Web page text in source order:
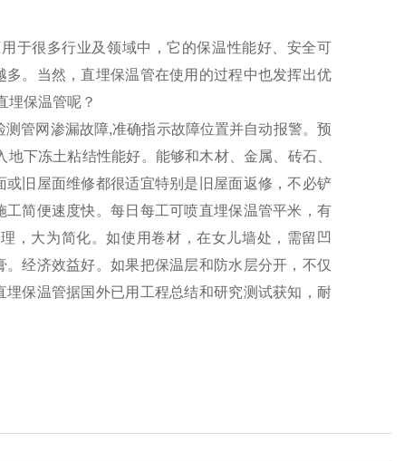
于很多行业及领域中，它的保温性能好、安全可
。当然，直埋保温管在使用的过程中也发挥出优
埋保温管呢？
管网渗漏故障,准确指示故障位置并自动报警。预
下冻土粘结性能好。能够和木材、金属、砖石、
旧屋面维修都很适宜特别是旧屋面返修，不必铲
简便速度快。每日每工可喷直埋保温管平米，有
，大为简化。如使用卷材，在女儿墙处，需留凹
经济效益好。如果把保温层和防水层分开，不仅
保温管据国外已用工程总结和研究测试获知，耐